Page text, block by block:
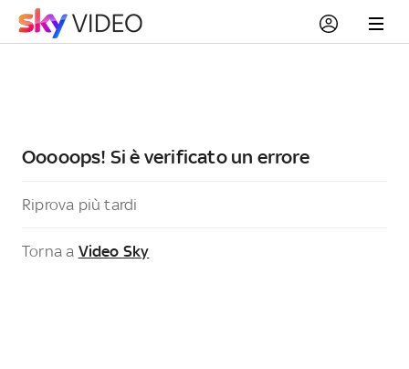
Ooooops! Si è verificato un errore
Riprova più tardi
Torna a Video Sky